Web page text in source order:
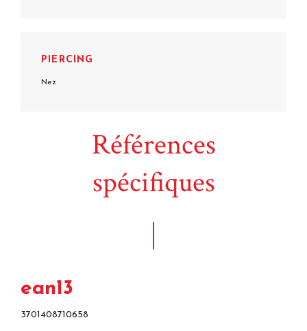
PIERCING
Nez
Références
spécifiques
ean13
3701408710658